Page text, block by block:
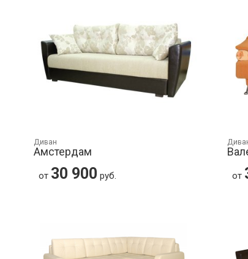
Диван
Амстердам
от 30 900 руб. от